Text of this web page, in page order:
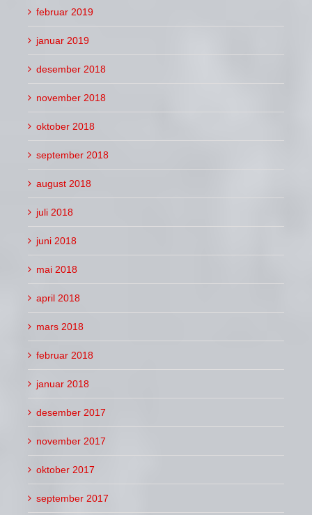
februar 2019
januar 2019
desember 2018
november 2018
oktober 2018
september 2018
august 2018
juli 2018
juni 2018
mai 2018
april 2018
mars 2018
februar 2018
januar 2018
desember 2017
november 2017
oktober 2017
september 2017